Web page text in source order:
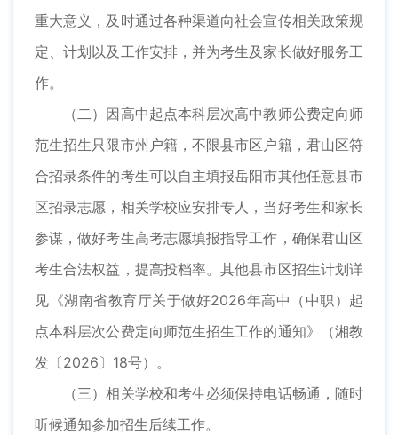
重大意义，及时通过各种渠道向社会宣传相关政策规
定、计划以及工作安排，并为考生及家长做好服务工
作。
（二）因高中起点本科层次高中教师公费定向师
范生招生只限市州户籍，不限县市区户籍，君山区符
合招录条件的考生可以自主填报岳阳市其他任意县市
区招录志愿，相关学校应安排专人，当好考生和家长
参谋，做好考生高考志愿填报指导工作，确保君山区
考生合法权益，提高投档率。其他县市区招生计划详
见《湖南省教育厅关于做好2026年高中（中职）起
点本科层次公费定向师范生招生工作的通知》（湘教
发〔2026〕18号）。
（三）相关学校和考生必须保持电话畅通，随时
听候通知参加招生后续工作。